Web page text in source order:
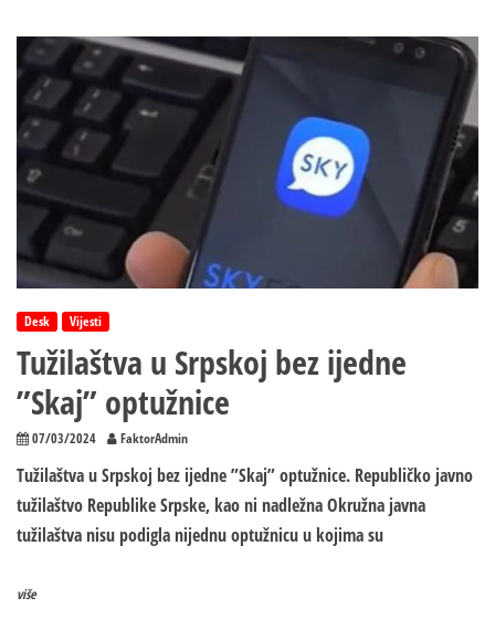
Desk Vijesti
Tužilaštva u Srpskoj bez ijedne
”Skaj” optužnice
07/03/2024 FaktorAdmin
Tužilaštva u Srpskoj bez ijedne ”Skaj” optužnice. Republičko javno
tužilaštvo Republike Srpske, kao ni nadležna Okružna javna
tužilaštva nisu podigla nijednu optužnicu u kojima su
više